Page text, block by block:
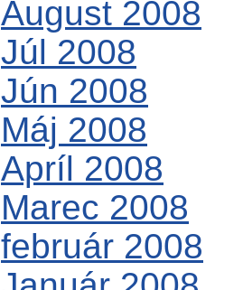
August 2008
Júl 2008
Jún 2008
Máj 2008
Apríl 2008
Marec 2008
február 2008